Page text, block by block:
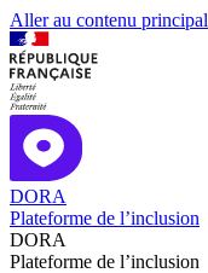
Aller au contenu principal
DORA
Plateforme de l’inclusion
DORA
Plateforme de l’inclusion